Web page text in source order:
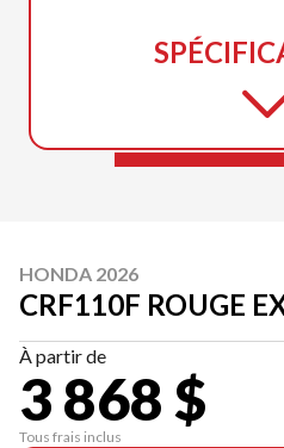
HONDA 2026
CRF110F ROUGE
À partir de
3 868 $
Tous frais inclus